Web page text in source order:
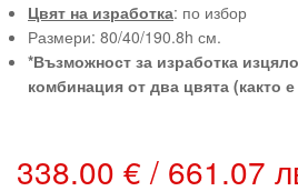
Цвят на изработка: по избор
Размери: 80/40/190.8h см.
*Възможност за изработка
комбинация от два цвята (както
338.00 € / 661.07